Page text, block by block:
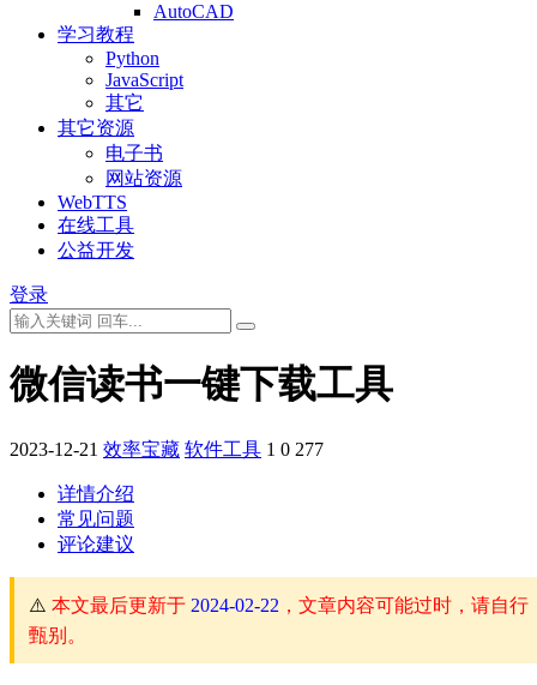
AutoCAD
学习教程
Python
JavaScript
其它
其它资源
电子书
网站资源
WebTTS
在线工具
公益开发
登录
微信读书一键下载工具
2023-12-21 效率宝藏 软件工具 1 0 277
详情介绍
常见问题
评论建议
⚠️ 本文最后更新于 2024-02-22 ，文章内容可能过时，请自行
甄别。